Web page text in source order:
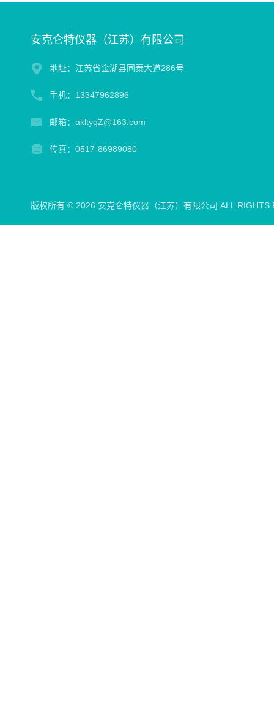
安克仑特仪器（江苏）有限公司
地址：江苏省金湖县同泰大道286号
手机：13347962896
邮箱：akltyqZ@163.com
传真：0517-86989080
版权所有 © 2026 安克仑特仪器（江苏）有限公司 ALL RIGHTS